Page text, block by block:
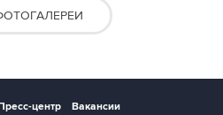
центр
Вакансии